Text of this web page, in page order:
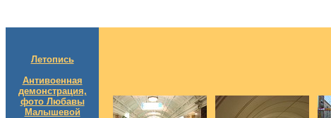
Летопись
Антивоенная
демонстрация,
фото Любавы
Малышевой